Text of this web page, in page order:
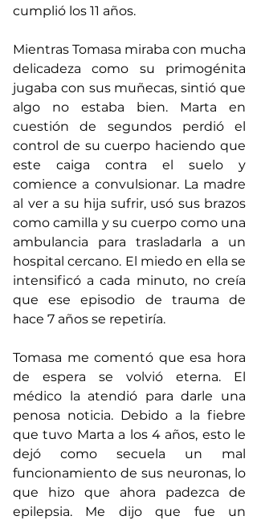
cumplió los 11 años.
Mientras Tomasa miraba con mucha
delicadeza como su primogénita
jugaba con sus muñecas, sintió que
algo no estaba bien. Marta en
cuestión de segundos perdió el
control de su cuerpo haciendo que
este caiga contra el suelo y
comience a convulsionar. La madre
al ver a su hija sufrir, usó sus brazos
como camilla y su cuerpo como una
ambulancia para trasladarla a un
hospital cercano. El miedo en ella se
intensificó a cada minuto, no creía
que ese episodio de trauma de
hace 7 años se repetiría.
Tomasa me comentó que esa hora
de espera se volvió eterna. El
médico la atendió para darle una
penosa noticia. Debido a la fiebre
que tuvo Marta a los 4 años, esto le
dejó como secuela un mal
funcionamiento de sus neuronas, lo
que hizo que ahora padezca de
epilepsia. Me dijo que fue un